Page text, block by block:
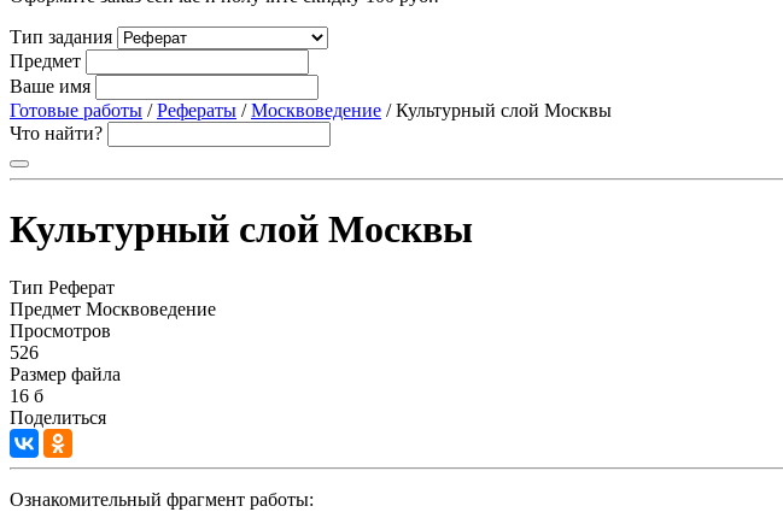
Тип задания
Предмет
Ваше имя
Готовые работы /Рефераты /Москвоведение / Культурный слой Москвы
Что найти?
Культурный слой Москвы
Тип Реферат
Предмет Москвоведение
Просмотров
526
Размер файла
16 б
Поделиться
Ознакомительный фрагмент работы: